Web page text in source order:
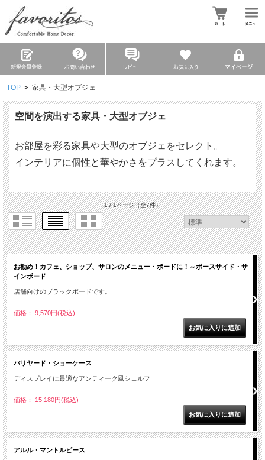
TOP > 家具・大型オブジェ
空間を演出する家具・大型オブジェ
お部屋を彩る家具や大型のオブジェをセレクト。
インテリアに個性と華やかさをプラスしてくれます。
1 / 1ページ（全7件）
お勧め！カフェ、ショップ、サロンのメニュー・ボードに！～ボースサイド・サ
インボード
店舗向けのブラックボードです。
価格： 9,570円(税込)
バリヤード・ショーケース
ディスプレイに最適なアンティーク風シェルフ
価格： 15,180円(税込)
アルル・マントルピース